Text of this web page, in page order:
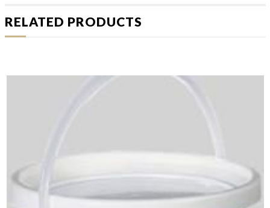
RELATED PRODUCTS